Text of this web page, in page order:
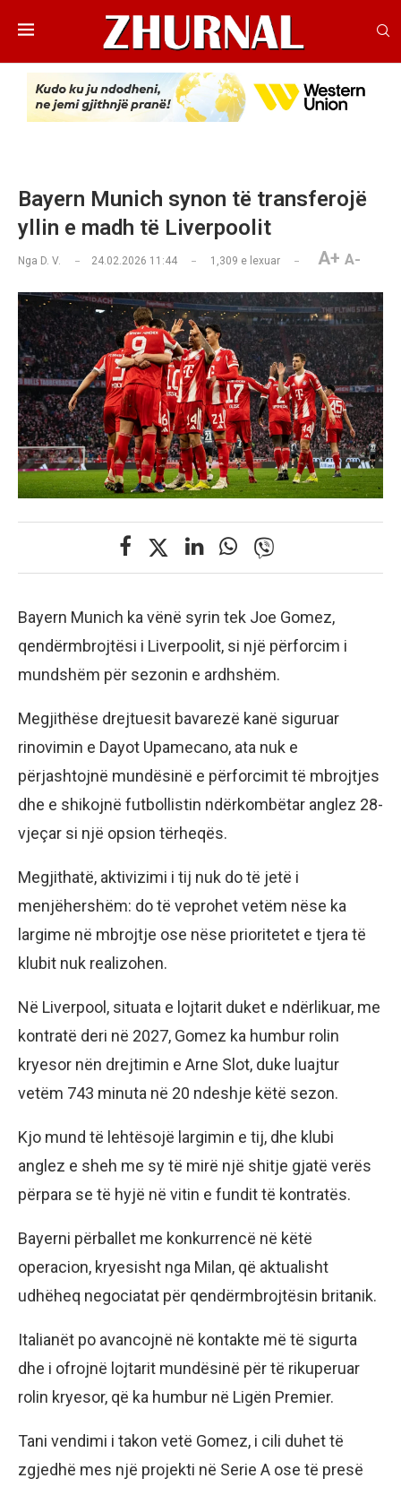
Bayern Munich synon të transferojë
yllin e madh të Liverpoolit
Nga D. V. 24.02.2026 11:44 1,309 e lexuar A+ A-
Bayern Munich ka vënë syrin tek Joe Gomez,
qendërmbrojtësi i Liverpoolit, si një përforcim i
mundshëm për sezonin e ardhshëm.
Megjithëse drejtuesit bavarezë kanë siguruar
rinovimin e Dayot Upamecano, ata nuk e
përjashtojnë mundësinë e përforcimit të mbrojtjes
dhe e shikojnë futbollistin ndërkombëtar anglez 28-
vjeçar si një opsion tërheqës.
Megjithatë, aktivizimi i tij nuk do të jetë i
menjëhershëm: do të veprohet vetëm nëse ka
largime në mbrojtje ose nëse prioritetet e tjera të
klubit nuk realizohen.
Në Liverpool, situata e lojtarit duket e ndërlikuar, me
kontratë deri në 2027, Gomez ka humbur rolin
kryesor nën drejtimin e Arne Slot, duke luajtur
vetëm 743 minuta në 20 ndeshje këtë sezon.
Kjo mund të lehtësojë largimin e tij, dhe klubi
anglez e sheh me sy të mirë një shitje gjatë verës
përpara se të hyjë në vitin e fundit të kontratës.
Bayerni përballet me konkurrencë në këtë
operacion, kryesisht nga Milan, që aktualisht
udhëheq negociatat për qendërmbrojtësin britanik.
Italianët po avancojnë në kontakte më të sigurta
dhe i ofrojnë lojtarit mundësinë për të rikuperuar
rolin kryesor, që ka humbur në Ligën Premier.
Tani vendimi i takon vetë Gomez, i cili duhet të
zgjedhë mes një projekti në Serie A ose të presë